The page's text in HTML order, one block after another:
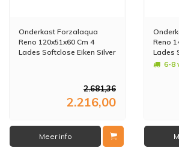
Onderkast Forzalaqua
Reno 120x51x60 Cm 4
Lades Softclose Eiken Silver
2.681,36
2.216,00
Meer info
Reno
Lades
6-8